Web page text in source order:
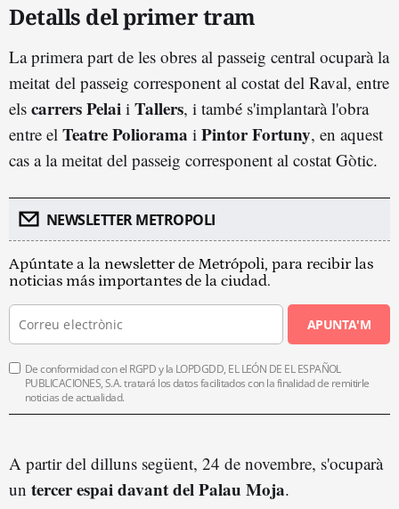
Detalls del primer tram
La primera part de les obres al passeig central ocuparà la
meitat del passeig corresponent al costat del Raval, entre
els carrers Pelai i Tallers, i també s'implantarà l'obra
entre el Teatre Poliorama i Pintor Fortuny, en aquest
cas a la meitat del passeig corresponent al costat Gòtic.
NEWSLETTER METROPOLI
Apúntate a la newsletter de Metrópoli, para recibir las
noticias más importantes de la ciudad.
APUNTA'M
De conformidad con el RGPD y la LOPDGDD, EL LEÓN DE EL ESPAÑOL
PUBLICACIONES, S.A. tratará los datos facilitados con la finalidad de remitirle
noticias de actualidad.
A partir del dilluns següent, 24 de novembre, s'ocuparà
un tercer espai davant del Palau Moja.